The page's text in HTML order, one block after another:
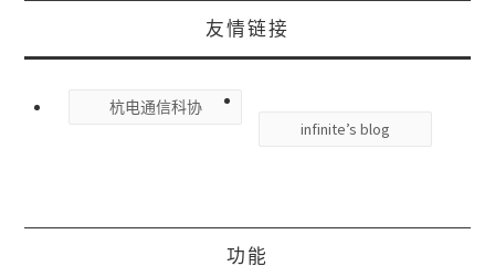
友情链接
杭电通信科协
infinite’s blog
功能